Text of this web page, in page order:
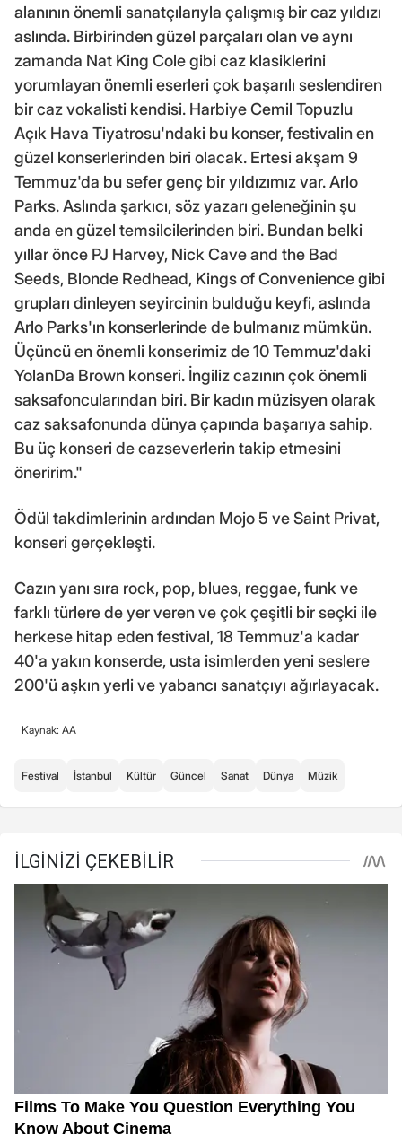
alanının önemli sanatçılarıyla çalışmış bir caz yıldızı
aslında. Birbirinden güzel parçaları olan ve aynı
zamanda Nat King Cole gibi caz klasiklerini
yorumlayan önemli eserleri çok başarılı seslendiren
bir caz vokalisti kendisi. Harbiye Cemil Topuzlu
Açık Hava Tiyatrosu'ndaki bu konser, festivalin en
güzel konserlerinden biri olacak. Ertesi akşam 9
Temmuz'da bu sefer genç bir yıldızımız var. Arlo
Parks. Aslında şarkıcı, söz yazarı geleneğinin şu
anda en güzel temsilcilerinden biri. Bundan belki
yıllar önce PJ Harvey, Nick Cave and the Bad
Seeds, Blonde Redhead, Kings of Convenience gibi
grupları dinleyen seyircinin bulduğu keyfi, aslında
Arlo Parks'ın konserlerinde de bulmanız mümkün.
Üçüncü en önemli konserimiz de 10 Temmuz'daki
YolanDa Brown konseri. İngiliz cazının çok önemli
saksafoncularından biri. Bir kadın müzisyen olarak
caz saksafonunda dünya çapında başarıya sahip.
Bu üç konseri de cazseverlerin takip etmesini
öneririm."
Ödül takdimlerinin ardından Mojo 5 ve Saint Privat,
konseri gerçekleşti.
Cazın yanı sıra rock, pop, blues, reggae, funk ve
farklı türlere de yer veren ve çok çeşitli bir seçki ile
herkese hitap eden festival, 18 Temmuz'a kadar
40'a yakın konserde, usta isimlerden yeni seslere
200'ü aşkın yerli ve yabancı sanatçıyı ağırlayacak.
Kaynak: AA
Festival İstanbul Kültür Güncel Sanat Dünya Müzik